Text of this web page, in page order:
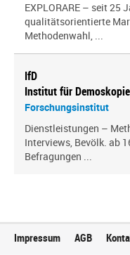
EXPLORARE – seit 25
qualitätsorientierte
Methodenwahl, ...
IfD
Institut für
Forschungsinstitut
Dienstleistungen –
Interviews, Bevölk. ab
Befragungen ...
Impressum AGB